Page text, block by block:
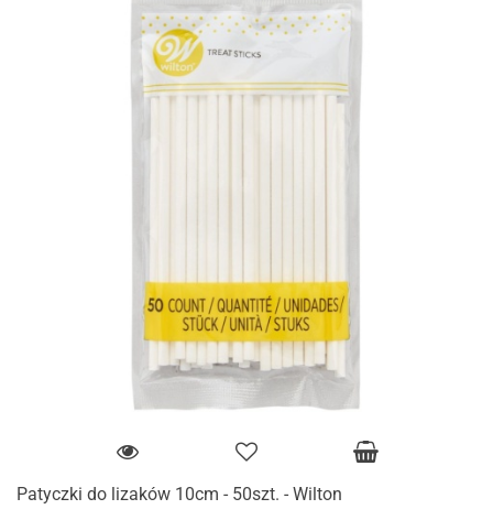
Patyczki do lizaków 10cm - 50szt. - Wilton